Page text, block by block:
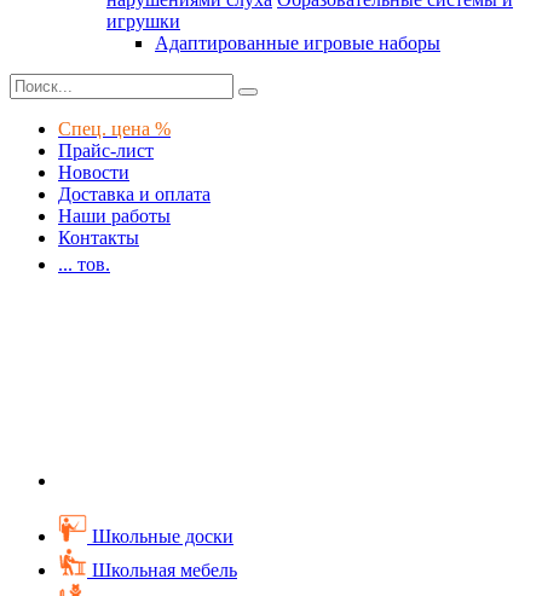
игрушки
Адаптированные игровые наборы
Спец. цена %
Прайс-лист
Новости
Доставка и оплата
Наши работы
Контакты
... тов.
Школьные доски
Школьная мебель